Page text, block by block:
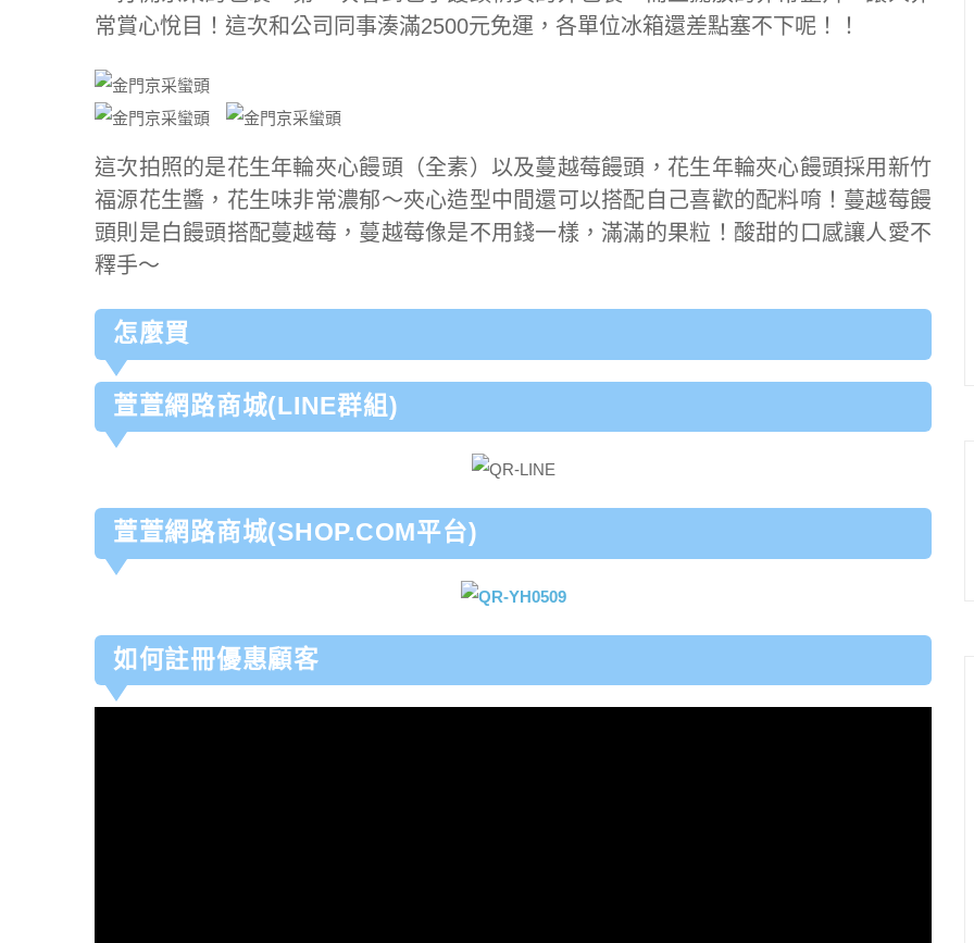
常賞心悅目！這次和公司同事湊滿2500元免運，各單位冰箱還差點塞不下呢！！
這次拍照的是花生年輪夾心饅頭（全素）以及蔓越莓饅頭，花生年輪夾心饅頭採用新竹
福源花生醬，花生味非常濃郁～夾心造型中間還可以搭配自己喜歡的配料唷！蔓越莓饅
頭則是白饅頭搭配蔓越莓，蔓越莓像是不用錢一樣，滿滿的果粒！酸甜的口感讓人愛不
釋手～
怎麼買
萱萱網路商城(LINE群組)
萱萱網路商城(SHOP.COM平台)
如何註冊優惠顧客